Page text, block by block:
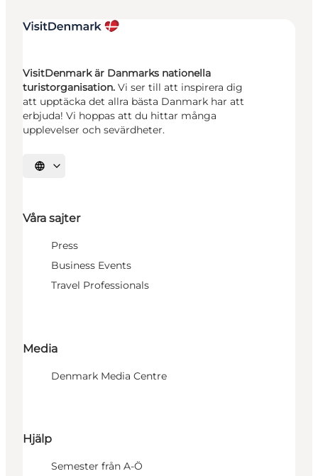
VisitDenmark är Danmarks nationella
turistorganisation. Vi ser till att inspirera dig
att upptäcka det allra bästa Danmark har att
erbjuda! Vi hoppas att du hittar många
upplevelser och sevärdheter.
Välj språk
Våra sajter
Press
Business Events
Travel Professionals
Media
Denmark Media Centre
Hjälp
Semester från A-Ö